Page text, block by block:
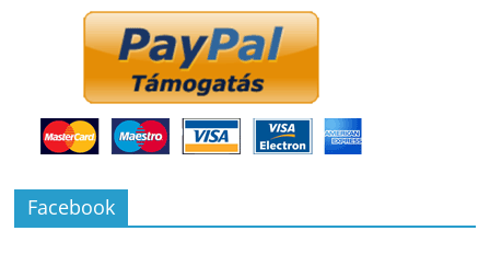
Facebook